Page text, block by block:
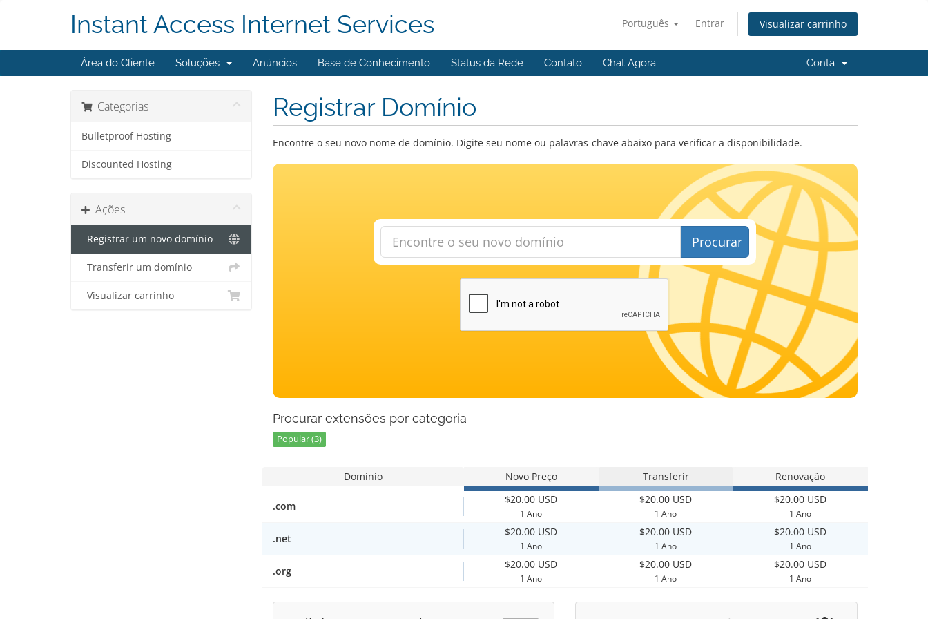
Português Entrar Visualizar carrinho
Instant Access Internet Services
Área do Cliente Soluções Anúncios Base de Conhecimento Status da Rede Contato Chat Agora Conta
Categorias
Bulletproof Hosting
Discounted Hosting
Ações
Registrar um novo domínio
Transferir um domínio
Visualizar carrinho
Registrar Domínio
Encontre o seu novo nome de domínio. Digite seu nome ou palavras-chave abaixo para verificar a disponibilidade.
Procurar
Procurar extensões por categoria
Popular (3)
Domínio Novo Preço Transferir Renovação
.com
$20.00 USD
1 Ano
$20.00 USD
1 Ano
$20.00 USD
1 Ano
.net
$20.00 USD
1 Ano
$20.00 USD
1 Ano
$20.00 USD
1 Ano
.org
$20.00 USD
1 Ano
$20.00 USD
1 Ano
$20.00 USD
1 Ano